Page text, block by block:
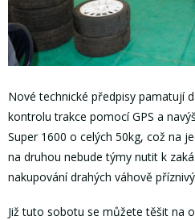
Nové technické předpisy pamatují
kontrolu trakce pomocí GPS a
Super 1600 o celých 50kg, což na
na druhou nebude týmy nutit k
nakupování drahých váhově
Již tuto sobotu se můžete těšit na